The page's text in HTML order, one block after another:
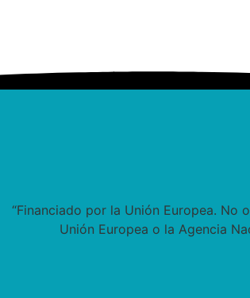
“Financiado por la Unión Europea. No
Unión Europea o la Agencia